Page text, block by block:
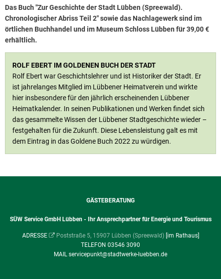
Das Buch "Zur Geschichte der Stadt Lübben (Spreewald).
Chronologischer Abriss Teil 2" sowie das Nachlagewerk sind im
örtlichen Buchhandel und im Museum Schloss Lübben für 39,00 €
erhältlich.
ROLF EBERT IM GOLDENEN BUCH DER STADT
Rolf Ebert war Geschichtslehrer und ist Historiker der Stadt. Er
ist jahrelanges Mitglied im Lübbener Heimatverein und wirkte
hier insbesondere für den jährlich erscheinenden Lübbener
Heimatkalender. In seinen Publikationen und Werken findet sich
das gesammelte Wissen der Lübbener Stadtgeschichte wieder –
festgehalten für die Zukunft. Diese Lebensleistung galt es mit
dem Eintrag in das Goldene Buch 2022 zu würdigen.
GÄSTEBERATUNG
SÜW Service GmbH Lübben - Ihr Ansprechpartner für Energie und Tourismus
ADRESSE Poststraße 5, 15907 Lübben (Spreewald) [im Rathaus]
TELEFON 03546 3090
MAIL servicepunkt@stadtwerke-luebben.de